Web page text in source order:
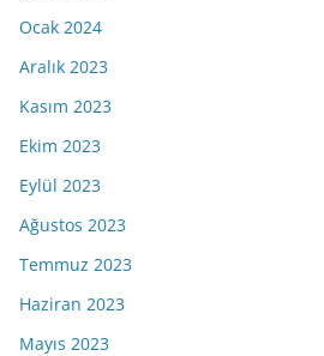
Ocak 2024
Aralık 2023
Kasım 2023
Ekim 2023
Eylül 2023
Ağustos 2023
Temmuz 2023
Haziran 2023
Mayıs 2023